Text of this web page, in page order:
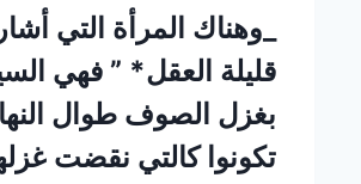
_وهناك المرأة التي
قليلة العقل* ” فهي
بغزل الصوف طوال
تكونوا كالتي نقضت